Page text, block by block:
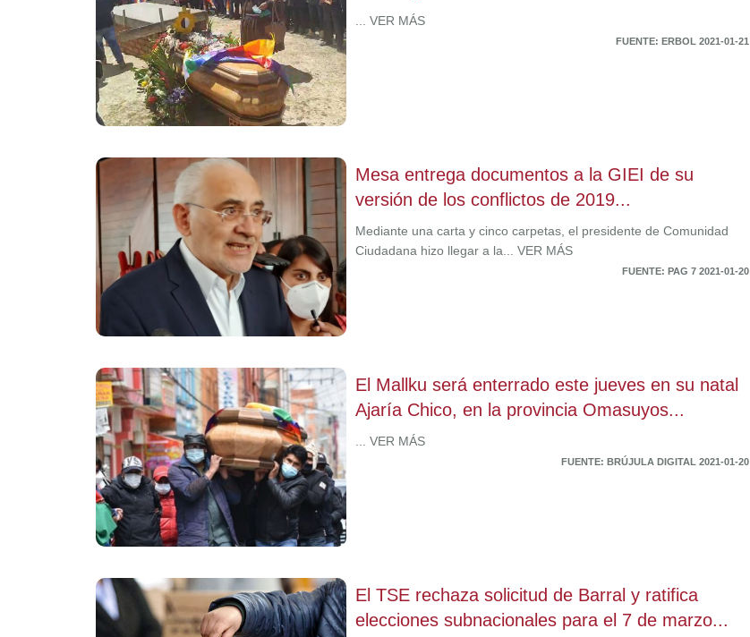
... VER MÁS
FUENTE: ERBOL 2021-01-21
Mesa entrega documentos a la GIEI de su
versión de los conflictos de 2019...
Mediante una carta y cinco carpetas, el presidente de Comunidad
Ciudadana hizo llegar a la... VER MÁS
FUENTE: PAG 7 2021-01-20
El Mallku será enterrado este jueves en su natal
Ajaría Chico, en la provincia Omasuyos...
... VER MÁS
FUENTE: BRÚJULA DIGITAL 2021-01-20
El TSE rechaza solicitud de Barral y ratifica
elecciones subnacionales para el 7 de marzo...